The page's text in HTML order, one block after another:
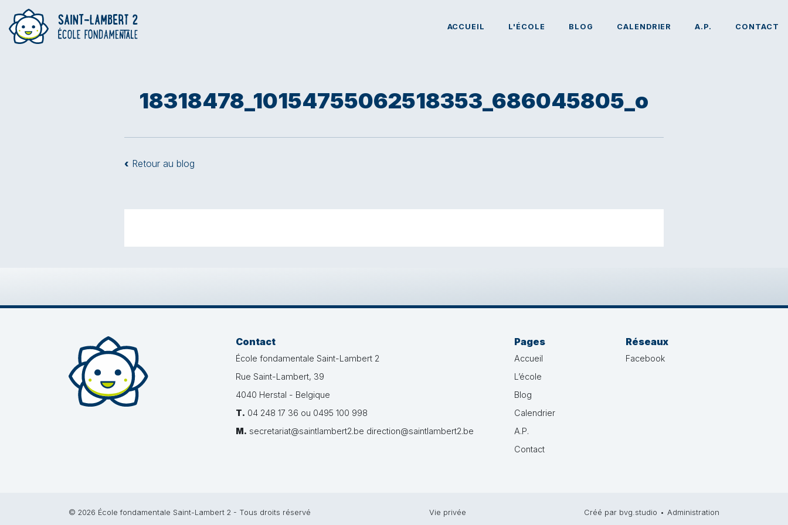
ACCUEIL L'ÉCOLE BLOG CALENDRIER A.P. CONTACT
18318478_10154755062518353_686045805_o
‹ Retour au blog
Contact
École fondamentale Saint-Lambert 2
Rue Saint-Lambert, 39
4040 Herstal - Belgique
T. 04 248 17 36 ou 0495 100 998
M. secretariat@saintlambert2.be direction@saintlambert2.be
Pages
Accueil
L’école
Blog
Calendrier
A.P.
Contact
Réseaux
Facebook
© 2026 École fondamentale Saint-Lambert 2 - Tous droits réservé Vie privée Créé par bvg.studio • Administration